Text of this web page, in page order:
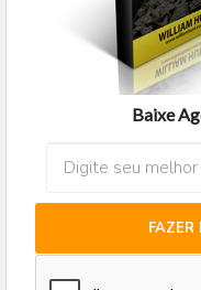
Baixe